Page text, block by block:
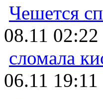
Чешется
08.11 02:22
сломала
06.11 19:11